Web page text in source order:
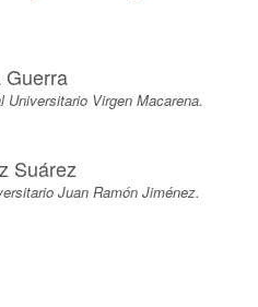
Guerra
Virgen Macarena.
Suárez
Juan Ramón Jiménez.